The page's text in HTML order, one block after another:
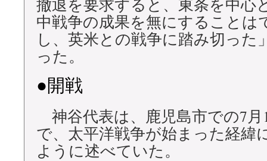
撤退を要求すると、東条を中心
中戦争の成果を無にすることは
し、英米との戦争に踏み切った
った。
●開戦
神谷代表は、鹿児島市での7月
で、太平洋戦争が始まった経緯
ように述べていた。